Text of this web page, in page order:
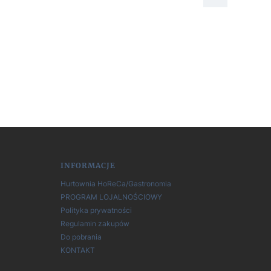
INFORMACJE
Hurtownia HoReCa/Gastronomia
PROGRAM LOJALNOŚCIOWY
Polityka prywatności
Regulamin zakupów
Do pobrania
KONTAKT